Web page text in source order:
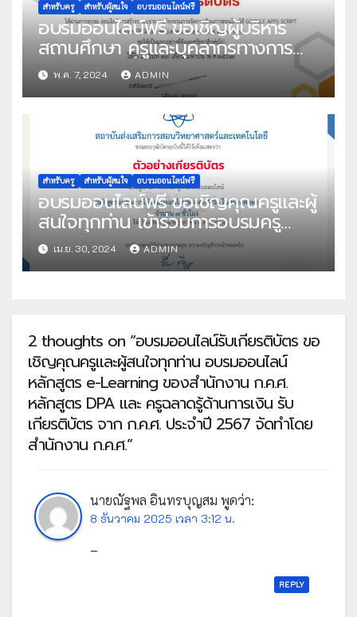
สำหรับครู สำหรับผู้สนใจ อบรมออนไลน์ฟรี
อบรมออนไลน์ฟรี ขอเชิญผู้บริหาร
สถานศึกษา ครูและบุคลากรทางการ
ศึกษา และผู้ที่มีความสนใจเข้าร่วม
อบรมเชิงปฏิบัติการระบบออนไลน์ ผ่าน
สถานีทีวีดิจิทัล สพป.ศรีสะเกษ เขต 3
(SSK3 Channel) หลักสูตร อบรมเชิง
ปฏิบัติการ “ICT เพื่อการบริหารสถาน
ศึกษา ” วันอังคารที่ 7 พฤษภาคม
2567 เวลา 09.00 น. เป็นต้นไป จัด
โดย สพป.ศรีสะเกษ เขต 3
พ.ค. 7, 2024 ADMIN
สำหรับครู สำหรับผู้สนใจ อบรมออนไลน์ฟรี
อบรมออนไลน์ฟรี ขอเชิญคุณครูและผู้
สนใจทุกท่าน เข้าร่วมการอบรมครู
ด้วยระบบออนไลน์ หลักสูตร อบรมการ
ใช้ระบบออนไลน์ข้อสอบ PISA ในสถาน
เม.ย. 30, 2024 ADMIN
2 thoughts on “อบรมออนไลน์รับเกียรติบัตร ขอ
เชิญคุณครูและผู้สนใจทุกท่าน อบรมออนไลน์
หลักสูตร e-Learning ของสำนักงาน ก.ค.ศ.
หลักสูตร DPA และ ครูฉลาดรู้ด้านการเงิน รับ
เกียรติบัตร จาก ก.ค.ศ. ประจำปี 2567 จัดทำโดย
สำนักงาน ก.ค.ศ.”
นายณัฐพล อินทรบุญสม พูดว่า:
8 ธันวาคม 2025 เวลา 3:12 น.
–
REPLY